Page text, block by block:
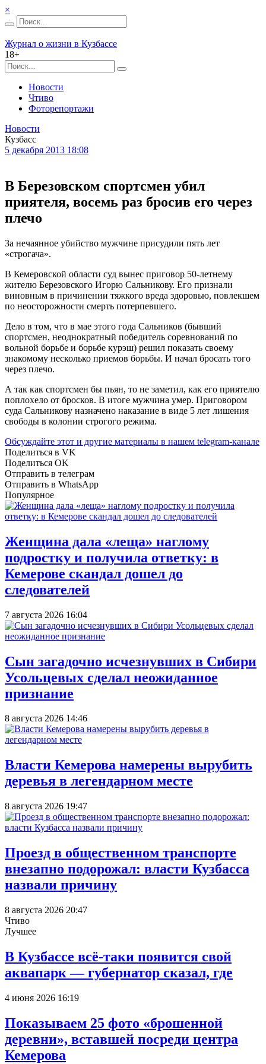
×
Журнал о жизни в Кузбассе
18+
Новости
Чтиво
Фоторепортажи
Новости
Кузбасс
5 декабря 2013 18:08
В Березовском спортсмен убил
приятеля, восемь раз бросив его через
плечо
За нечаянное убийство мужчине присудили пять лет
«строгача».
В Кемеровской области суд вынес приговор 50-летнему
жителю Березовского Игорю Сальникову. Его признали
виновным в причинении тяжкого вреда здоровью, повлекшем
по неосторожности смерть потерпевшего.
Дело в том, что в мае этого года Сальников (бывший
спортсмен, неоднократный победитель соревнований по
вольной борьбе и борьбе курэш) решил показать своему
знакомому несколько приемов борьбы. И начал бросать того
через плечо.
А так как спортсмен бы пьян, то не заметил, как его приятелю
поплохело от бросков. В итоге мужчина умер. Приговором
суда Сальникову назначено наказание в виде 5 лет лишения
свободы в колонии строгого режима.
Обсуждайте этот и другие материалы в нашем telegram-канале
Поделиться в VK
Поделиться OK
Отправить в телеграм
Отправить в WhatsApp
Популярное
Женщина дала «леща» наглому
подростку и получила ответку: в
Кемерове скандал дошел до
следователей
7 августа 2026 16:04
Сын загадочно исчезнувших в Сибири
Усольцевых сделал неожиданное
признание
8 августа 2026 14:46
Власти Кемерова намерены вырубить
деревья в легендарном месте
8 августа 2026 19:47
Проезд в общественном транспорте
внезапно подорожал: власти Кузбасса
назвали причину
8 августа 2026 20:47
Чтиво
Лучшее
В Кузбассе всё-таки появится свой
аквапарк — губернатор сказал, где
4 июня 2026 16:19
Показываем 25 фото «брошенной
деревни», вставшей посреди центра
Кемерова